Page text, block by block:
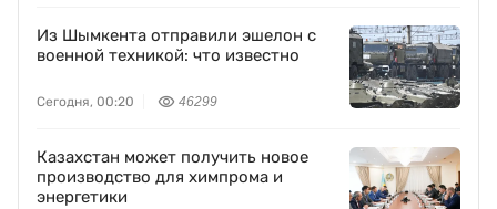
Из Шымкента отправили эшелон с
военной техникой: что известно
Сегодня, 00:20 46299
Казахстан может получить новое
производство для химпрома и
энергетики